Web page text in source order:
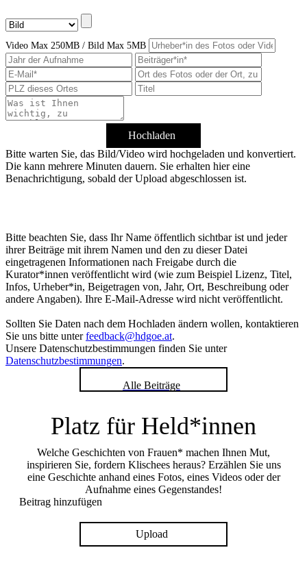
Video Max 250MB / Bild Max 5MB
Hochladen
Bitte warten Sie, das Bild/Video wird hochgeladen und konvertiert.
Die kann mehrere Minuten dauern. Sie erhalten hier eine
Benachrichtigung, sobald der Upload abgeschlossen ist.
Bitte beachten Sie, dass Ihr Name öffentlich sichtbar ist und jeder
ihrer Beiträge mit ihrem Namen und den zu dieser Datei
eingetragenen Informationen nach Freigabe durch die
Kurator*innen veröffentlicht wird (wie zum Beispiel Lizenz, Titel,
Infos, Urheber*in, Beigetragen von, Jahr, Ort, Beschreibung oder
andere Angaben). Ihre E-Mail-Adresse wird nicht veröffentlicht.
Sollten Sie Daten nach dem Hochladen ändern wollen, kontaktieren
Sie uns bitte unterfeedback@hdgoe.at.
Unsere Datenschutzbestimmungen finden Sie unter
Datenschutzbestimmungen.
Alle Beiträge
Platz für Held*innen
Welche Geschichten von Frauen* machen Ihnen Mut,
inspirieren Sie, fordern Klischees heraus? Erzählen Sie uns
eine Geschichte anhand eines Fotos, eines Videos oder der
Aufnahme eines Gegenstandes!
Beitrag hinzufügen
Upload